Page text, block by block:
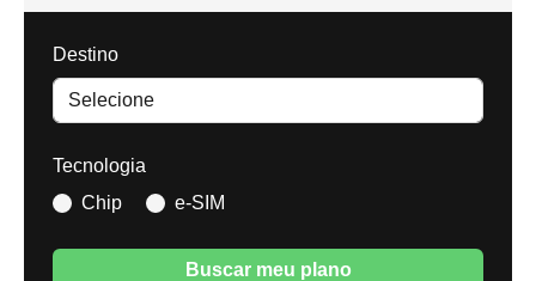
Destino
Tecnologia
Chip
e-SIM
Buscar meu plano